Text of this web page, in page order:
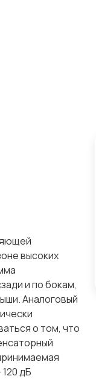
высоких
и по бокам,
Аналоговый
о том, что
дБ